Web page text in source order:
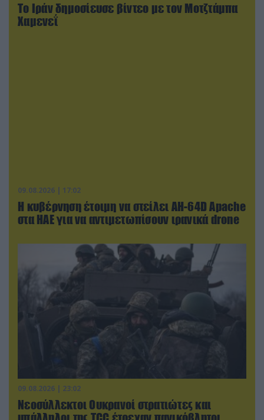
Το Ιράν δημοσίευσε βίντεο με τον Μοτζτάμπα
Χαμενεΐ
09.08.2026 | 17:02
Η κυβέρνηση έτοιμη να στείλει AH-64D Apache
στα ΗΑΕ για να αντιμετωπίσουν ιρανικά drone
09.08.2026 | 23:02
Νεοσύλλεκτοι Ουκρανοί στρατιώτες και